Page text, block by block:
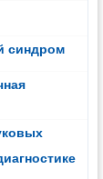
синдром